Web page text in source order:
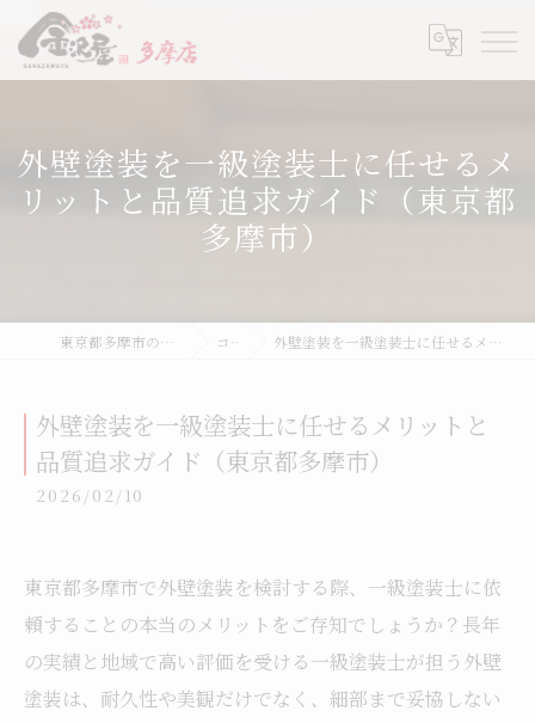
外壁塗装を一級塗装士に任せるメ
リットと品質追求ガイド（東京都
多摩市）
東京都多摩市の張替なら金沢屋 多摩店 コラム 外壁塗装を一級塗装士に任せるメリットと品質追求ガイド（東京都多摩市）
外壁塗装を一級塗装士に任せるメリットと
品質追求ガイド（東京都多摩市）
2026/02/10
東京都多摩市で外壁塗装を検討する際、一級塗装士に依
頼することの本当のメリットをご存知でしょうか？長年
の実績と地域で高い評価を受ける一級塗装士が担う外壁
塗装は、耐久性や美観だけでなく、細部まで妥協しない